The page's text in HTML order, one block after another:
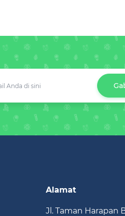
Alamat
Jl. Taman Harapan